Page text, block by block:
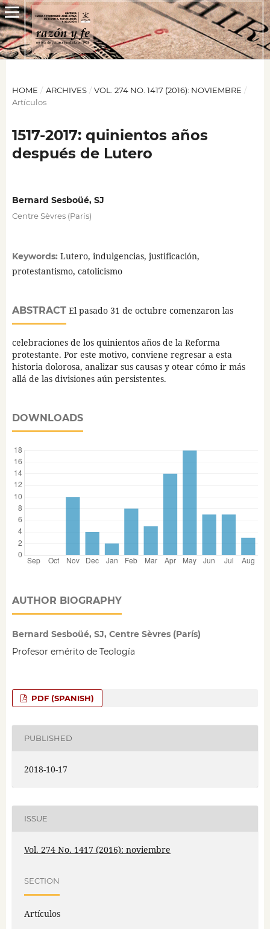
HOME / ARCHIVES / VOL. 274 NO. 1417 (2016): NOVIEMBRE /
Artículos
1517-2017: quinientos años
después de Lutero
Bernard Sesboüé, SJ
Centre Sèvres (París)
Keywords: Lutero, indulgencias, justificación,
protestantismo, catolicismo
ABSTRACTEl pasado 31 de octubre comenzaron las
celebraciones de los quinientos años de la Reforma
protestante. Por este motivo, conviene regresar a esta
historia dolorosa, analizar sus causas y otear cómo ir más
allá de las divisiones aún persistentes.
DOWNLOADS
AUTHOR BIOGRAPHY
Bernard Sesboüé, SJ, Centre Sèvres (París)
Profesor emérito de Teología
PDF (SPANISH)
PUBLISHED
2018-10-17
ISSUE
Vol. 274 No. 1417 (2016): noviembre
SECTION
Artículos